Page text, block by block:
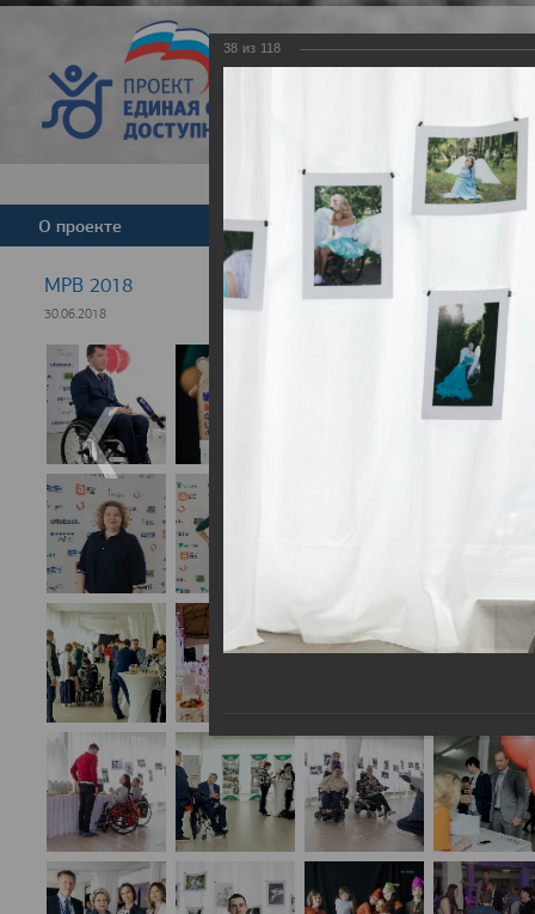
Версия для
О проекте Команда
МРВ 2018
30.06.2018
38 из 118